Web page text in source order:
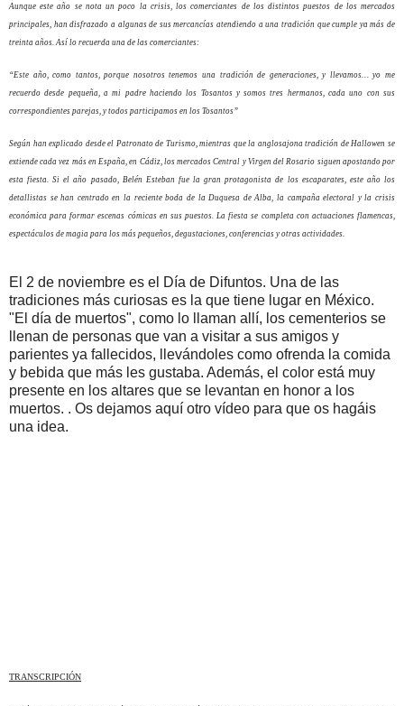
Aunque este año se nota un poco la crisis, los comerciantes de los distintos puestos de los mercados
principales, han disfrazado a algunas de sus mercancías atendiendo a una tradición que cumple ya más de
treinta años. Así lo recuerda una de las comerciantes:
“Este año, como tantos, porque nosotros tenemos una tradición de generaciones, y llevamos… yo me
recuerdo desde pequeña, a mi padre haciendo los Tosantos y somos tres hermanos, cada uno con sus
correspondientes parejas, y todos participamos en los Tosantos”
Según han explicado desde el Patronato de Turismo, mientras que la anglosajona tradición de Hallowen se
extiende cada vez más en España, en Cádiz, los mercados Central y Virgen del Rosario siguen apostando por
esta fiesta. Si el año pasado, Belén Esteban fue la gran protagonista de los escaparates, este año los
detallistas se han centrado en la reciente boda de la Duquesa de Alba, la campaña electoral y la crisis
económica para formar escenas cómicas en sus puestos. La fiesta se completa con actuaciones flamencas,
espectáculos de magia para los más pequeños, degustaciones, conferencias y otras actividades.
El 2 de noviembre es el Día de Difuntos. Una de las
tradiciones más curiosas es la que tiene lugar en México.
"El día de muertos", como lo llaman allí, los cementerios se
llenan de personas que van a visitar a sus amigos y
parientes ya fallecidos, llevándoles como ofrenda la comida
y bebida que más les gustaba. Además, el color está muy
presente en los altares que se levantan en honor a los
muertos. . Os dejamos aquí otro vídeo para que os hagáis
una idea.
TRANSCRIPCIÓN